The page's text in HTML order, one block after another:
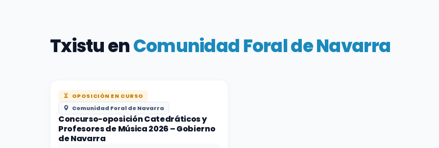
Txistu enComunidad Foral de Navarra
OPOSICIÓN EN CURSO
Comunidad Foral de Navarra
Concurso-oposición Catedráticos y
Profesores de Música 2026 – Gobierno
de Navarra